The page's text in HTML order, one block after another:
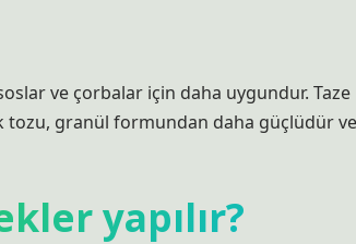
ve çorbalar için daha uygundur. Taze
tozu, granül formundan daha güçlüdür ve
yapılır?